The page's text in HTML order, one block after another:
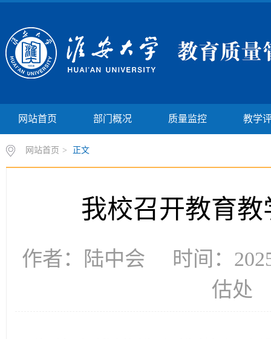
网站首页 部门概况 质量监控 教学
网站首页 > 正文
我校召开教育
作者：陆中会 时间：
估处